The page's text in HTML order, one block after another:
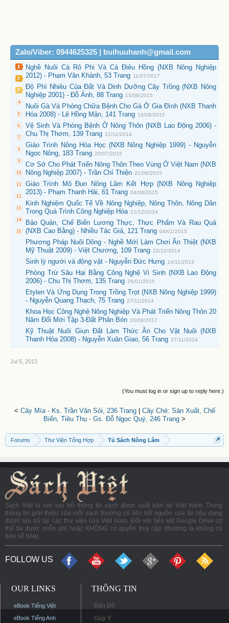
Zalo/Viber: 0944625325 | buihuuhanh@gmail.com
Nghề Nuôi Cá Rô Phi Và Cá Điêu Hồng (NXB Nông Nghiệp
2012) - Phạm Văn Khánh, 53 Trang 11/07/2017
Độ Phì Nhiêu Của Đất Và Dinh Dưỡng Cây Trồng (NXB Nông
Nghiệp 2001) - Đỗ Ánh, 88 Trang 15/09/2015
Nuôi Gà Và Phòng Chữa Bệnh Cho Gà Ở Gia Đình (NXB Thanh
Hóa 2008) - Lê Hồng Mận, 141 Trang 16/08/2015
Vệ Sinh Và Phòng Bệnh Ở Nông Thôn (NXB Lao Động 2006) -
Chu Thị Thơm, 139 Trang 21/11/2014
Giáo Trình Nông Hóa Học (NXB Nông Nghiệp 1999) - Nguyễn
Ngọc Nông, 183 Trang 20/07/2015
Cơ Sở Cho Phát Triển Nông Thôn Theo Vùng Ở Việt Nam (NXB
Nông Nghiệp 2007) - Trần Chí Thiện 21/08/2015
Giáo Trình Mô Đun Nông Lâm Kết Hợp (NXB Nông Nghiệp
2013) - Phạm Thanh Hải, 61 Trang 04/09/2015
Kinh Nghiệm Quốc Tế Về Nông Nghiệp, Nông Thôn, Nông Dân
Trong Quá Trình Công Nghiệp Hóa 21/12/2014
Bảo Quản, Chế Biến Lương Thực, Thực Phẩm Và Rau Quả
(NXB Cao Bằng) - Nhiều Tác Giả, 121 Trang 04/01/2015
Phương Pháp Nuôi Dông - Nghề Mới Làm Chơi Ăn Thiệt (NXB
Mỹ Thuật 2009) - Việt Chương, 109 Trang 22/12/2014
Sinh lý người và động vật - Nguyễn Đức Hưng 14/11/2013
Phòng Trừ Sâu Hại Bằng Công Nghệ Vi Sinh (NXB Lao Động
2006) - Chu Thị Thơm, 135 Trang 26/01/2015
Etylen Và Ứng Dụng Trong Trồng Trọt (NXB Nông Nghiệp 1999)
- Nguyễn Quang Thạch, 75 Trang 27/11/2014
Khoa Học Công Nghệ Nông Nghiệp Và Phát Triển Nông Thôn 20
Năm Đổi Mới Tập 3-Đất Phân Bón 20/08/2017
Kỹ Thuật Nuôi Giun Đất Làm Thức Ăn Cho Vật Nuôi (NXB
Thanh Hóa 2008) - Nguyễn Xuân Giao, 56 Trang 27/11/2014
Jul 5, 2013
(You must log in or sign up to reply here.)
< Cây Mía - Ks. Trần Văn Sỏi, 236 Trang| Cây Chè: Sản Xuất, Chế
Biến, Tiêu Thụ - Gs. Đỗ Ngọc Quý, 246 Trang >
Forums Thư Viện Tổng Hợp Tủ Sách Nông Lâm
Sách Việt là nơi lưu trữ thông tin sách được xuất bản tại Việt Nam. Trong
thông tin giới thiệu của mỗi sách thường có liên kết nguồn của tài liệu đang
được lưu trữ tại các thư viện của Việt Nam. Đối với liên kết Google Drive có
thể tải được miễn phí hoặc KHÔNG có quyền truy cập (thường là không có
bản số hóa).
FOLLOW US
OUR LINKS
eBook Tiếng Việt
eBook Tiếng Anh
THÔNG TIN
Bản Đồ
Góp Ý